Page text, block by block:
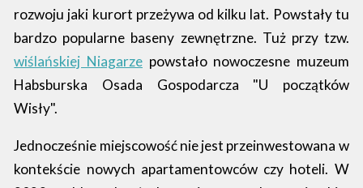
rozwoju jaki kurort przeżywa od kilku lat. Powstały tu
bardzo popularne baseny zewnętrzne. Tuż przy tzw.
wiślańskiej Niagarzepowstało nowoczesne muzeum
Habsburska Osada Gospodarcza "U początków
Wisły".
Jednocześnie miejscowość nie jest przeinwestowana w
kontekście nowych apartamentowców czy hoteli. W